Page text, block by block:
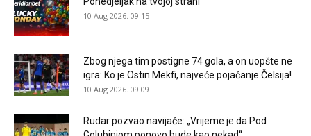
10 Aug 2026. 09:15
Zbog njega tim postigne 74 gola, a on uopšte ne
igra: Ko je Ostin Mekfi, najveće pojačanje Čelsija!
10 Aug 2026. 09:09
Rudar pozvao navijače: „Vrijeme je da Pod